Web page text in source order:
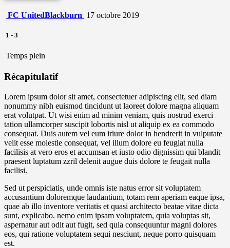
FC UnitedBlackburn 17 octobre 2019
1 - 3
Temps plein
Récapitulatif
Lorem ipsum dolor sit amet, consectetuer adipiscing elit, sed diam
nonummy nibh euismod tincidunt ut laoreet dolore magna aliquam
erat volutpat. Ut wisi enim ad minim veniam, quis nostrud exerci
tation ullamcorper suscipit lobortis nisl ut aliquip ex ea commodo
consequat. Duis autem vel eum iriure dolor in hendrerit in vulputate
velit esse molestie consequat, vel illum dolore eu feugiat nulla
facilisis at vero eros et accumsan et iusto odio dignissim qui blandit
praesent luptatum zzril delenit augue duis dolore te feugait nulla
facilisi.
Sed ut perspiciatis, unde omnis iste natus error sit voluptatem
accusantium doloremque laudantium, totam rem aperiam eaque ipsa,
quae ab illo inventore veritatis et quasi architecto beatae vitae dicta
sunt, explicabo. nemo enim ipsam voluptatem, quia voluptas sit,
aspernatur aut odit aut fugit, sed quia consequuntur magni dolores
eos, qui ratione voluptatem sequi nesciunt, neque porro quisquam
est.